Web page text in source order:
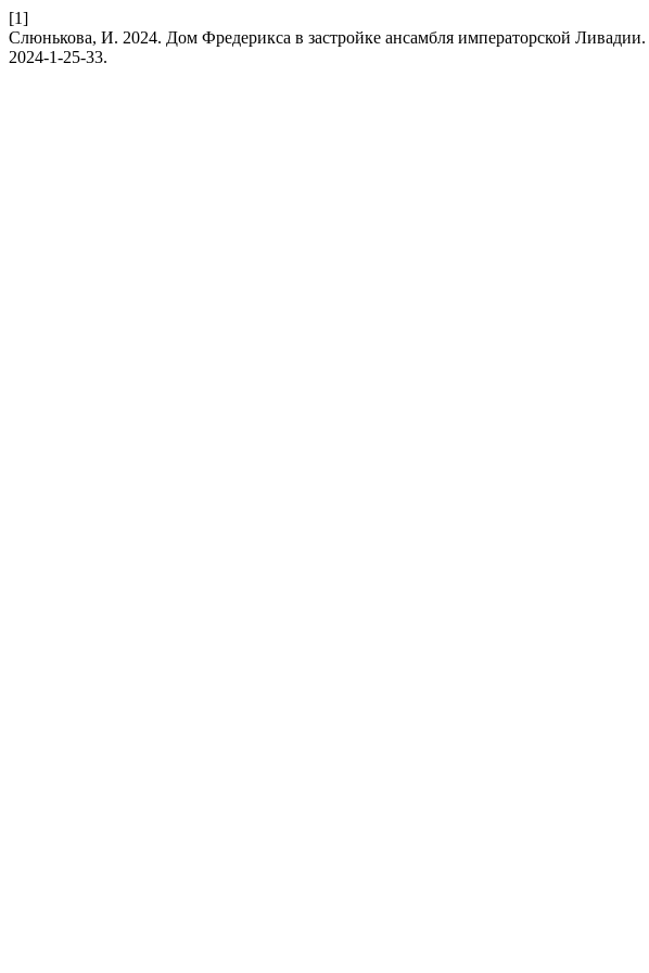
[1]
Слюнькова, И. 2024. Дом Фредерикса в застройке ансамбля императорской Ливадии.
2024-1-25-33.